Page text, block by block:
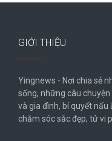
GIỚI THIỆU
Yingnews - Nơi chia sẻ
sống, những câu
và gia đình, bí quyết
chăm sóc sắc đẹp, tử vi